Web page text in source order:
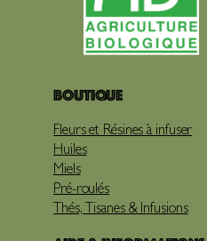
Boutique
Fleurs et Résines à infuser
Huiles
Miels
Pré-roulés
Thés, Tisanes & Infusions